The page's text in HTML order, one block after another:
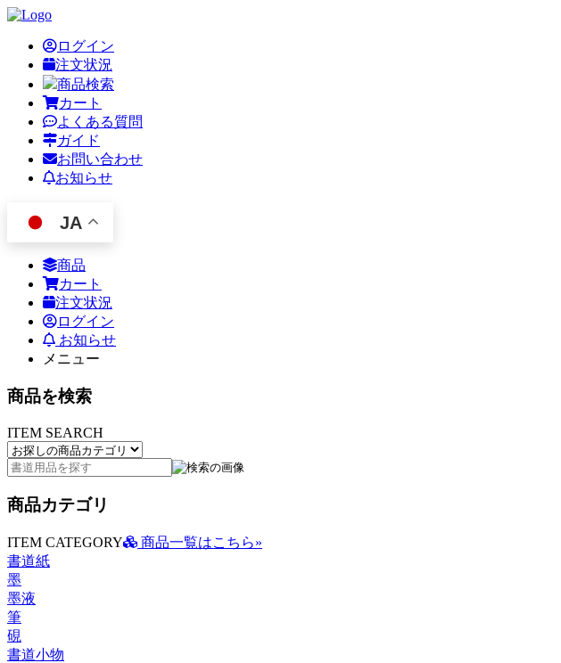
ログイン
注文状況
商品検索
カート
よくある質問
ガイド
お問い合わせ
お知らせ
JA
商品
カート
注文状況
ログイン
お知らせ
メニュー
商品を検索
ITEM SEARCH
商品カテゴリ
ITEM CATEGORY
商品一覧はこちら»
書道紙
墨
墨液
筆
硯
書道小物